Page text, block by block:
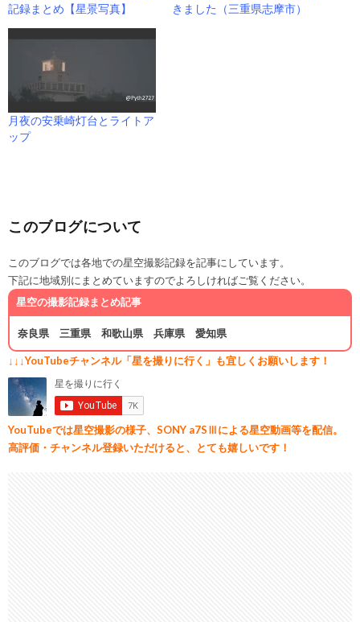
記録まとめ【星景写真】
きました（三重県志摩市）
月夜の安乗崎灯台とライトア
ップ
このブログについて
このブログでは各地での星空撮影記録を記事にしています。
下記に地域別にまとめていますのでよろしければご覧ください。
星空の撮影記録まとめ記事
奈良県 三重県 和歌山県 兵庫県 愛知県
↓↓↓YouTubeチャンネル「星を撮りに行く」も宜しくお願いします！
YouTubeでは星空撮影の様子、SONY a7SⅢによる星空動画等を配信。
高評価・チャンネル登録いただけると、とても嬉しいです！